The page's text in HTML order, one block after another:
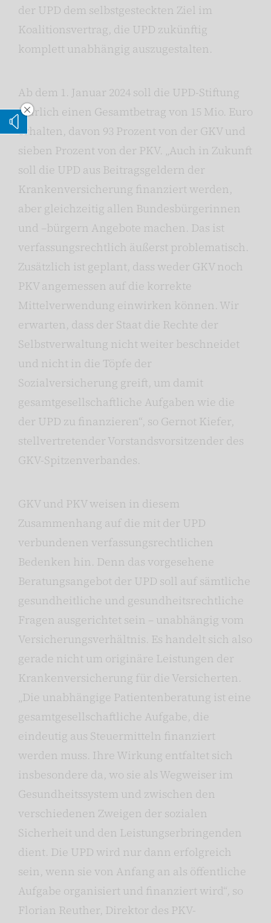
der UPD dem selbstgesteckten Ziel im
Koalitionsvertrag, die UPD zukünftig
komplett unabhängig auszugestalten.
Ab dem 1. Januar 2024 soll die UPD-Stiftung
jährlich einen Gesamtbetrag von 15 Mio. Euro
erhalten, davon 93 Prozent von der GKV und
sieben Prozent von der PKV. „Auch in Zukunft
soll die UPD aus Beitragsgeldern der
Krankenversicherung finanziert werden,
aber gleichzeitig allen Bundesbürgerinnen
und –bürgern Angebote machen. Das ist
verfassungsrechtlich äußerst problematisch.
Zusätzlich ist geplant, dass weder GKV noch
PKV angemessen auf die korrekte
Mittelverwendung einwirken können. Wir
erwarten, dass der Staat die Rechte der
Selbstverwaltung nicht weiter beschneidet
und nicht in die Töpfe der
Sozialversicherung greift, um damit
gesamtgesellschaftliche Aufgaben wie die
der UPD zu finanzieren“, so Gernot Kiefer,
stellvertretender Vorstandsvorsitzender des
GKV-Spitzenverbandes.
GKV und PKV weisen in diesem
Zusammenhang auf die mit der UPD
verbundenen verfassungsrechtlichen
Bedenken hin. Denn das vorgesehene
Beratungsangebot der UPD soll auf sämtliche
gesundheitliche und gesundheitsrechtliche
Fragen ausgerichtet sein – unabhängig vom
Versicherungsverhältnis. Es handelt sich also
gerade nicht um originäre Leistungen der
Krankenversicherung für die Versicherten.
„Die unabhängige Patientenberatung ist eine
gesamtgesellschaftliche Aufgabe, die
eindeutig aus Steuermitteln finanziert
werden muss. Ihre Wirkung entfaltet sich
insbesondere da, wo sie als Wegweiser im
Gesundheitssystem und zwischen den
verschiedenen Zweigen der sozialen
Sicherheit und den Leistungserbringenden
dient. Die UPD wird nur dann erfolgreich
sein, wenn sie von Anfang an als öffentliche
Aufgabe organisiert und finanziert wird“, so
Florian Reuther, Direktor des PKV-
Vorleseoption verstecken
Vorlesen